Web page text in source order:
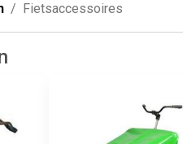
Fietsaccessoires